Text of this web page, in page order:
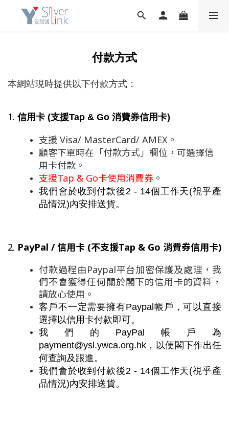
付款方式
本網站現時提供以下付款方式：
1. 信用卡 (支援Tap & Go 消費券信用卡)
支援 Visa/ MasterCard/ AMEX。
顧客下單時在「付款方式」欄位，可選擇信
用卡付款。
支援Tap & Go卡使用消費券 。
我們會於收到付款後2 - 14個工作天(視乎產
品情況)內安排送貨。
2. PayPal / 信用卡 (不支援Tap & Go 消費券信用卡)
付款過程由Paypal平台加密保護及處理，我
們不會獲得任何關於閣下的信用卡的資料，
請放心使用。
客戶不一定需要擁有Paypal帳戶，可以直接
選擇以信用卡付款即可。
我們的PayPal帳戶為
payment@ysl.ywca.org.hk，以便閣下作出任
何查詢及跟進 。
我們會於收到付款後2 - 14個工作天(視乎產
品情況)內安排送貨。